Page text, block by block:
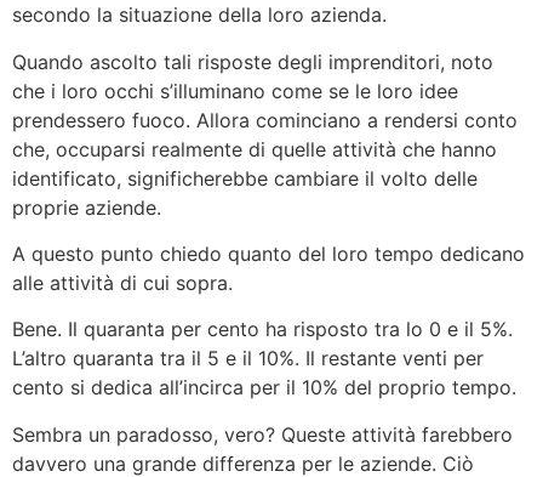
secondo la situazione della loro azienda.
Quando ascolto tali risposte degli imprenditori, noto
che i loro occhi s’illuminano come se le loro idee
prendessero fuoco. Allora cominciano a rendersi conto
che, occuparsi realmente di quelle attività che hanno
identificato, significherebbe cambiare il volto delle
proprie aziende.
A questo punto chiedo quanto del loro tempo dedicano
alle attività di cui sopra.
Bene. Il quaranta per cento ha risposto tra lo 0 e il 5%.
L’altro quaranta tra il 5 e il 10%. Il restante venti per
cento si dedica all’incirca per il 10% del proprio tempo.
Sembra un paradosso, vero? Queste attività farebbero
davvero una grande differenza per le aziende. Ciò